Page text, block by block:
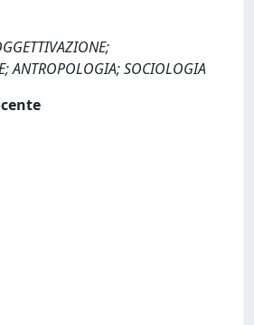
ANTROPOLOGIA; SOCIOLOGIA